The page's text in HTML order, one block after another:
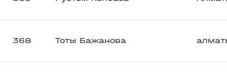
368 Тоты Бажанова